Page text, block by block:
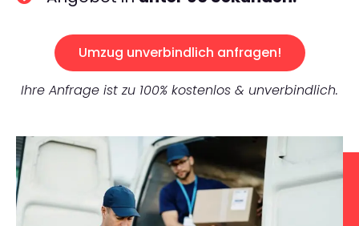
Umzug unverbindlich anfragen!
Ihre Anfrage ist zu 100% kostenlos & unverbindlich.